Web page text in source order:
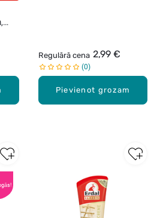
Pievienot grozam
Regulārā cena 2,99 €
0